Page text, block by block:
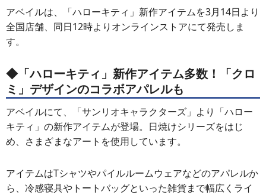
アベイルは、「ハローキティ」新作アイテムを3月14日より
全国店舗、同日12時よりオンラインストアにて発売しま
す。
◆「ハローキティ」新作アイテム多数！「クロ
ミ」デザインのコラボアパレルも
アベイルにて、「サンリオキャラクターズ」より「ハロー
キティ」の新作アイテムが登場。日焼けシリーズをはじ
め、さまざまなアートを使用しています。
アイテムはTシャツやパイルルームウェアなどのアパレルか
ら、冷感寝具やトートバッグといった雑貨まで幅広くライ